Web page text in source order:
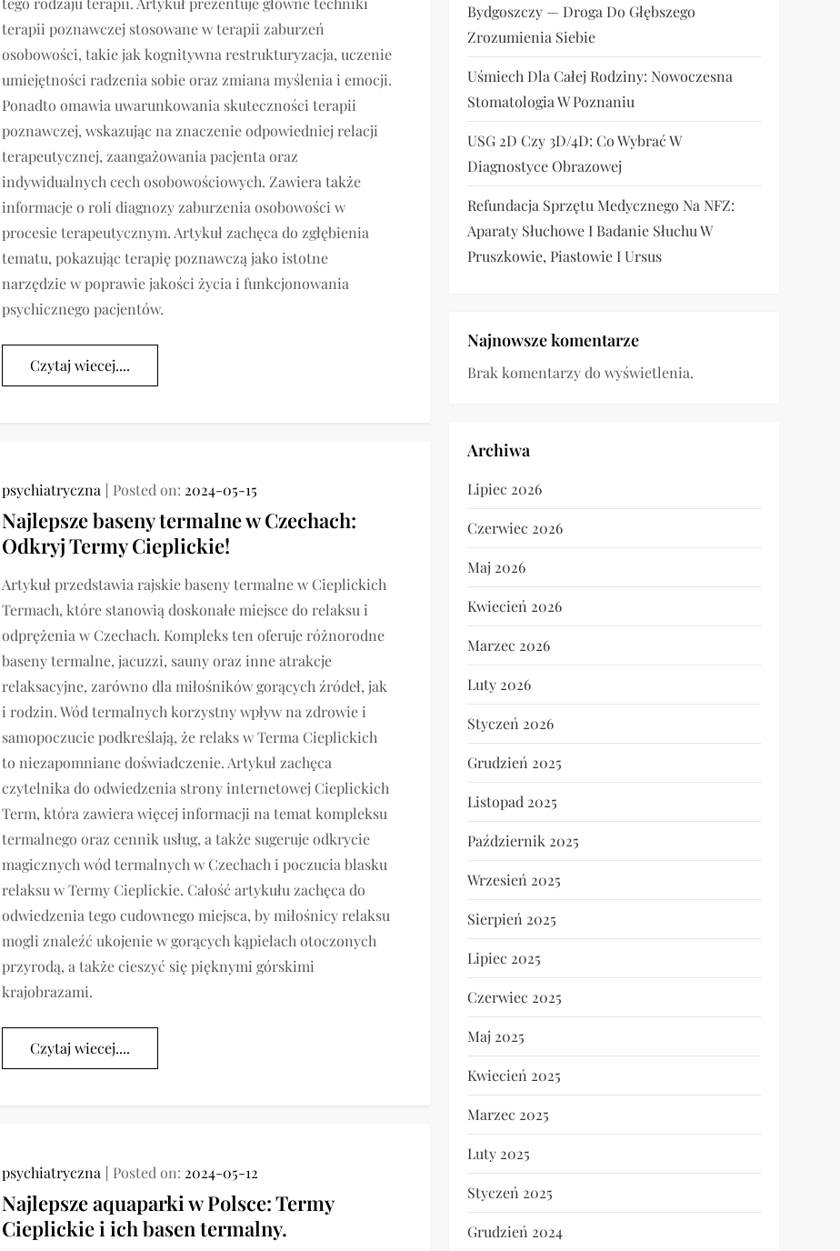
terapii poznawczej stosowane w terapii zaburzeń
osobowości, takie jak kognitywna restrukturyzacja, uczenie
umiejętności radzenia sobie oraz zmiana myślenia i emocji.
Ponadto omawia uwarunkowania skuteczności terapii
poznawczej, wskazując na znaczenie odpowiedniej relacji
terapeutycznej, zaangażowania pacjenta oraz
indywidualnych cech osobowościowych. Zawiera także
informacje o roli diagnozy zaburzenia osobowości w
procesie terapeutycznym. Artykuł zachęca do zgłębienia
tematu, pokazując terapię poznawczą jako istotne
narzędzie w poprawie jakości życia i funkcjonowania
psychicznego pacjentów.
Czytaj wiecej....
psychiatryczna Posted on: 2024-05-15
Najlepsze baseny termalne w Czechach:
Odkryj Termy Cieplickie!
Artykuł przedstawia rajskie baseny termalne w Cieplickich
Termach, które stanowią doskonałe miejsce do relaksu i
odprężenia w Czechach. Kompleks ten oferuje różnorodne
baseny termalne, jacuzzi, sauny oraz inne atrakcje
relaksacyjne, zarówno dla miłośników gorących źródeł, jak
i rodzin. Wód termalnych korzystny wpływ na zdrowie i
samopoczucie podkreślają, że relaks w Terma Cieplickich
to niezapomniane doświadczenie. Artykuł zachęca
czytelnika do odwiedzenia strony internetowej Cieplickich
Term, która zawiera więcej informacji na temat kompleksu
termalnego oraz cennik usług, a także sugeruje odkrycie
magicznych wód termalnych w Czechach i poczucia blasku
relaksu w Termy Cieplickie. Całość artykułu zachęca do
odwiedzenia tego cudownego miejsca, by miłośnicy relaksu
mogli znaleźć ukojenie w gorących kąpielach otoczonych
przyrodą, a także cieszyć się pięknymi górskimi
krajobrazami.
Czytaj wiecej....
psychiatryczna Posted on: 2024-05-12
Najlepsze aquaparki w Polsce: Termy
Cieplickie i ich basen termalny.
Bydgoszczy — Droga Do Głębszego
Zrozumienia Siebie
Uśmiech Dla Całej Rodziny: Nowoczesna
Stomatologia W Poznaniu
USG 2D Czy 3D/4D: Co Wybrać W
Diagnostyce Obrazowej
Refundacja Sprzętu Medycznego Na NFZ:
Aparaty Słuchowe I Badanie Słuchu W
Pruszkowie, Piastowie I Ursus
Najnowsze komentarze
Brak komentarzy do wyświetlenia.
Archiwa
Lipiec 2026
Czerwiec 2026
Maj 2026
Kwiecień 2026
Marzec 2026
Luty 2026
Styczeń 2026
Grudzień 2025
Listopad 2025
Październik 2025
Wrzesień 2025
Sierpień 2025
Lipiec 2025
Czerwiec 2025
Maj 2025
Kwiecień 2025
Marzec 2025
Luty 2025
Styczeń 2025
Grudzień 2024